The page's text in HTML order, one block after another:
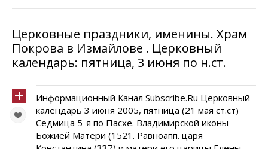
Церковные праздники, именины. Храм
Покрова в Измайлове . Церковный
календарь: пятница, 3 июня по н.ст.
Информационный Канал Subscribe.Ru Церковный
календарь 3 июня 2005, пятница (21 мая ст.ст)
Седмица 5-я по Пасхе. Владимирской иконы
Божией Матери (1521. Равноапп. царя